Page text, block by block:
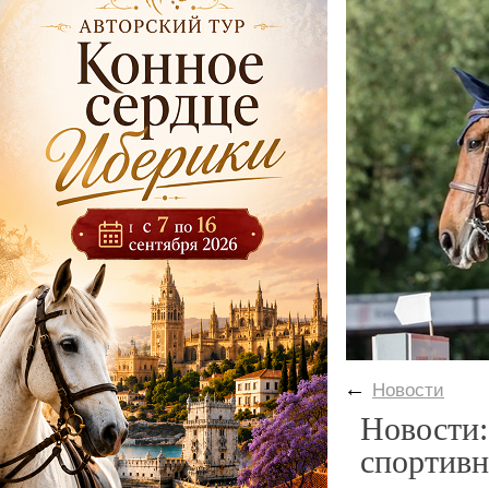
← Новости